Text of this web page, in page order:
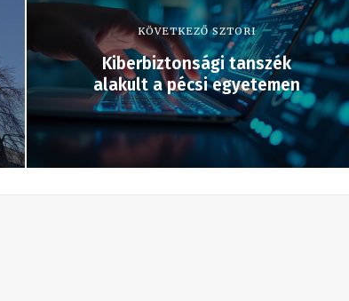
KÖVETKEZŐ SZTORI
Kiberbiztonsági tanszék
alakult a pécsi egyetemen